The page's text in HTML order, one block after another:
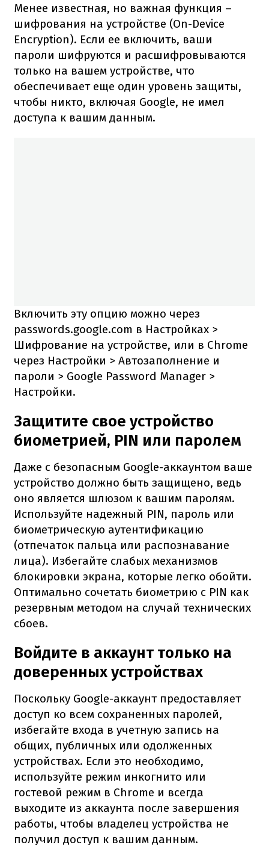
Менее известная, но важная функция –
шифрования на устройстве (On-Device
Encryption). Если ее включить, ваши
пароли шифруются и расшифровываются
только на вашем устройстве, что
обеспечивает еще один уровень защиты,
чтобы никто, включая Google, не имел
доступа к вашим данным.
Включить эту опцию можно через
passwords.google.com в Настройках >
Шифрование на устройстве, или в Chrome
через Настройки > Автозаполнение и
пароли > Google Password Manager >
Настройки.
Защитите свое устройство
биометрией, PIN или паролем
Даже с безопасным Google-аккаунтом ваше
устройство должно быть защищено, ведь
оно является шлюзом к вашим паролям.
Используйте надежный PIN, пароль или
биометрическую аутентификацию
(отпечаток пальца или распознавание
лица). Избегайте слабых механизмов
блокировки экрана, которые легко обойти.
Оптимально сочетать биометрию с PIN как
резервным методом на случай технических
сбоев.
Войдите в аккаунт только на
доверенных устройствах
Поскольку Google-аккаунт предоставляет
доступ ко всем сохраненных паролей,
избегайте входа в учетную запись на
общих, публичных или одолженных
устройствах. Если это необходимо,
используйте режим инкогнито или
гостевой режим в Chrome и всегда
выходите из аккаунта после завершения
работы, чтобы владелец устройства не
получил доступ к вашим данным.